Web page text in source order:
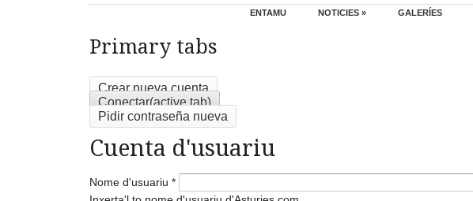
ENTAMU NOTICIES » GALERÍES
Primary tabs
Crear nueva cuenta
Conectar(active tab)
Pidir contraseña nueva
Cuenta d'usuariu
Nome d'usuariu *